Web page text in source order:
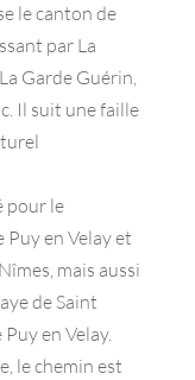
le canton de
par La
Garde Guérin,
Il suit une faille
pour le
en Velay et
mais aussi
de Saint
en Velay.
le chemin est